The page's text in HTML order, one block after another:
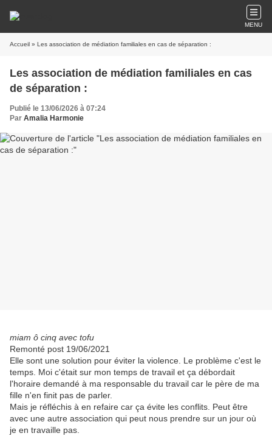
MENU
Accueil » Les association de médiation familiales en cas de séparation :
Les association de médiation familiales en cas
de séparation :
Publié le 13/06/2026 à 07:24
Par Amalia Harmonie
miam ô cinq avec tofu
Remonté post 19/06/2021
Elle sont une solution pour éviter la violence. Le problème c'est le
temps. Moi c'était sur mon temps de travail et ça débordait
l'horaire demandé à ma responsable du travail car le père de ma
fille n'en finit pas de parler.
Mais je réfléchis à en refaire car ça évite les conflits. Peut être
avec une autre association qui peut nous prendre sur un jour où
je en travaille pas.